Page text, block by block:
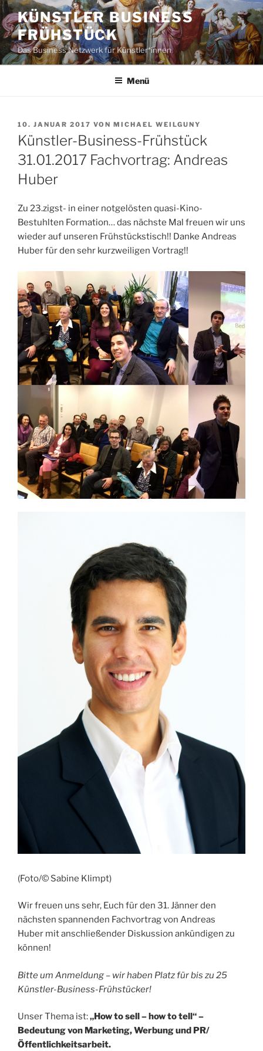
Zum
Inhalt
springen
KÜNSTLER BUSINESS
FRÜHSTÜCK
Das Business Netzwerk für Künstler*innen
Menü
VERÖFFENTLICHT
AM
10. JANUAR 2017 VON MICHAEL WEILGUNY
Künstler-Business-Frühstück
31.01.2017 Fachvortrag: Andreas
Huber
Zu 23.zigst- in einer notgelösten quasi-Kino-
Bestuhlten Formation… das nächste Mal freuen wir uns
wieder auf unseren Frühstückstisch!! Danke Andreas
Huber für den sehr kurzweiligen Vortrag!!
(Foto/© Sabine Klimpt)
Wir freuen uns sehr, Euch für den 31. Jänner den
nächsten spannenden Fachvortrag von Andreas
Huber mit anschließender Diskussion ankündigen zu
können!
Bitte um Anmeldung – wir haben Platz für bis zu 25
Künstler-Business-Frühstücker!
Unser Thema ist:„How to sell – how to tell“ –
Bedeutung von Marketing, Werbung und PR/
Öffentlichkeitsarbeit.